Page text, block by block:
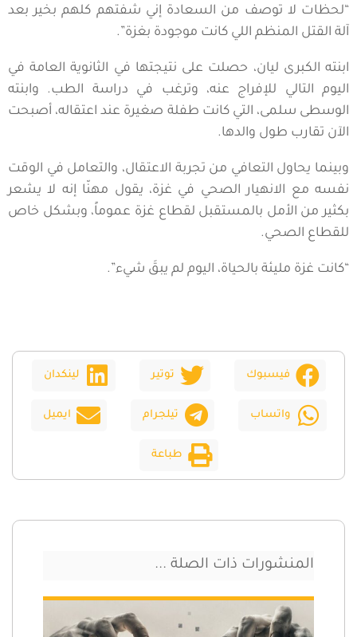
“لحظات لا توصف من السعادة إني شفتهم كلهم بخير بعد
آلة القتل المنظم اللي كانت موجودة بغزة”.
ابنته الكبرى ليان، حصلت على نتيجتها في الثانوية العامة في
اليوم التالي للإفراج عنه، وترغب في دراسة الطب. وابنته
الوسطى سلمى، التي كانت طفلة صغيرة عند اعتقاله، أصبحت
الآن تقارب طول والدها.
وبينما يحاول التعافي من تجربة الاعتقال، والتعامل في الوقت
نفسه مع الانهيار الصحي في غزة، يقول مهنّا إنه لا يشعر
بكثير من الأمل بالمستقبل لقطاع غزة عموماً، وبشكل خاص
للقطاع الصحي.
“كانت غزة مليئة بالحياة، اليوم لم يبقَ شيء”.
فيسبوك توتير لينكدان
واتساب تيلجرام ايميل
طباعة
المنشورات ذات الصلة ...